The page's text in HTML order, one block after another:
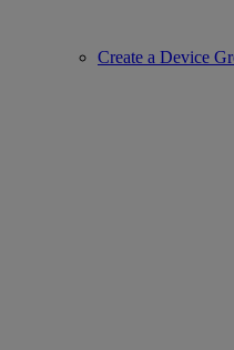
Create a Device